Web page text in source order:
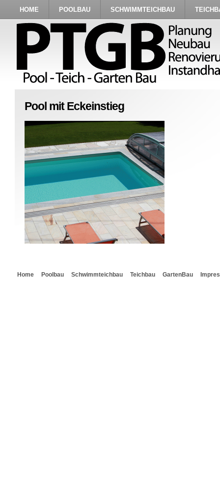
Pool mit Eckeinstieg
Home Poolbau Schwimmteichbau Teichbau GartenBau
HOME POOLBAU SCHWIMMTEICHBAU